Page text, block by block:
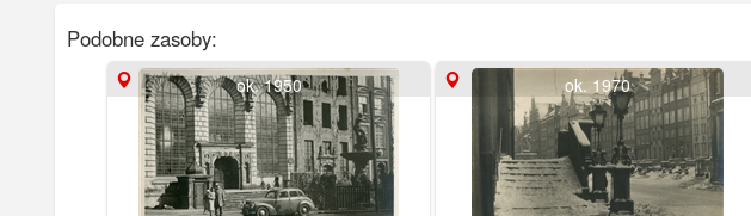
Podobne zasoby:
ok. 1950 ok. 1970